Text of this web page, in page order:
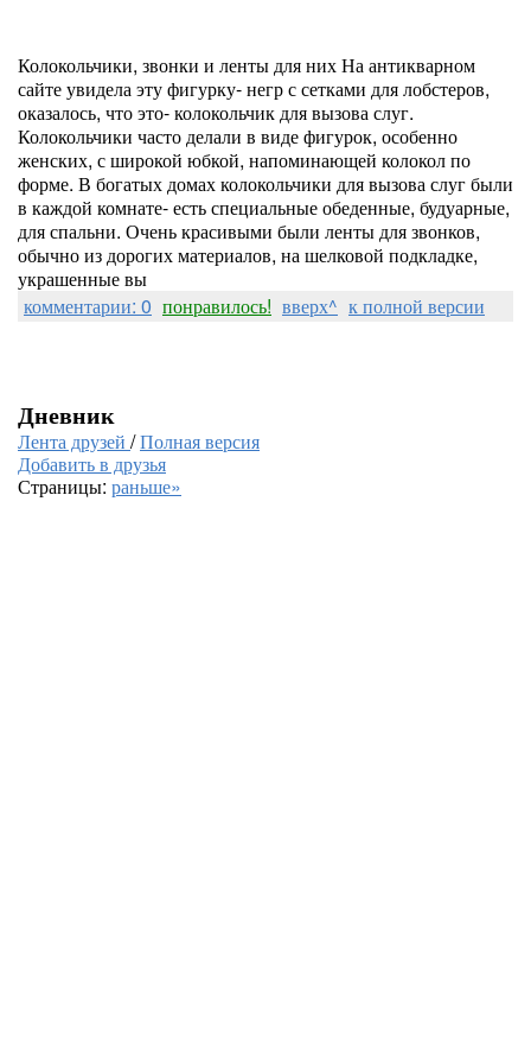
Колокольчики, звонки и ленты для них На антикварном
сайте увидела эту фигурку- негр с сетками для лобстеров,
оказалось, что это- колокольчик для вызова слуг.
Колокольчики часто делали в виде фигурок, особенно
женских, с широкой юбкой, напоминающей колокол по
форме. В богатых домах колокольчики для вызова слуг были
в каждой комнате- есть специальные обеденные, будуарные,
для спальни. Очень красивыми были ленты для звонков,
обычно из дорогих материалов, на шелковой подкладке,
украшенные вы
комментарии: 0 понравилось! вверх^ к полной версии
Дневник
Лента друзей /Полная версия
Добавить в друзья
Страницы: раньше»